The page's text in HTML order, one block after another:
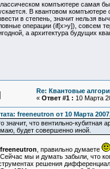
компъютере самая
В квантовом компъютере
в степень, значит нельзя
операции (if[x>y]), совсем
а архитектура будущих
Re: Квантовые
« Ответ #1 : 10 Марта
freeneutron от 10 Марта
значит, что вентильно-кубитная
будет совершенно иной.
freeneutron , правильно думаете
мы и думать забыли, что
решения